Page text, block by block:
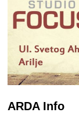
ARDA Info